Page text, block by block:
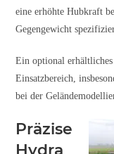
eine erhöhte Hubkraft
Gegengewicht
Ein optional
Einsatzbereich,
bei der
Präzise
Hydra